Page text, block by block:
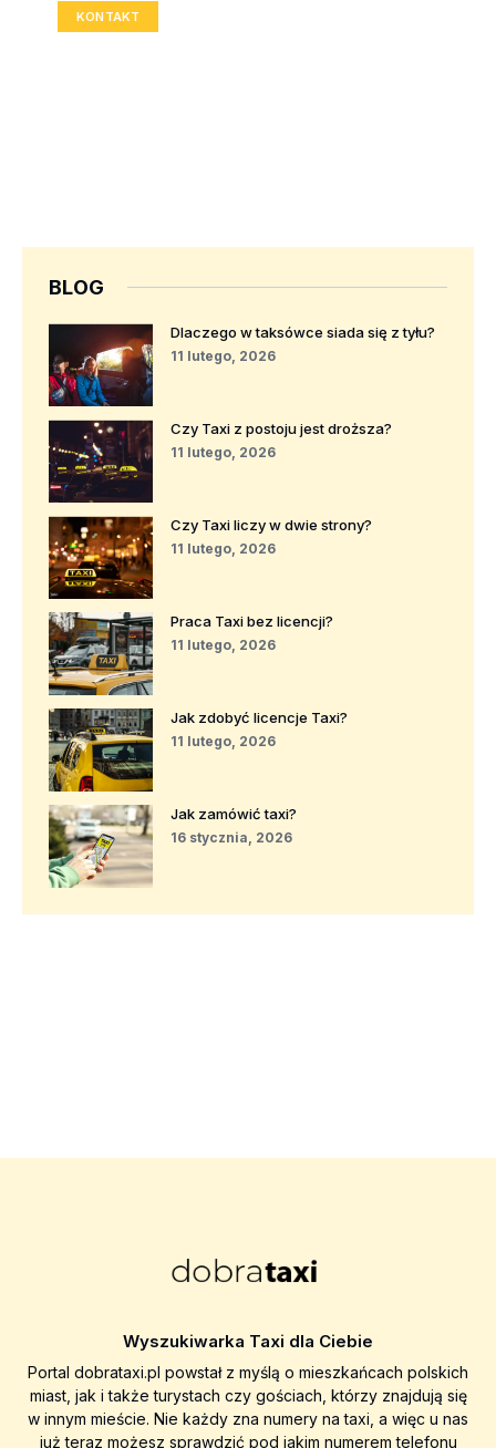
KONTAKT
BLOG
Dlaczego w taksówce siada się z tyłu?
11 lutego, 2026
Czy Taxi z postoju jest droższa?
11 lutego, 2026
Czy Taxi liczy w dwie strony?
11 lutego, 2026
Praca Taxi bez licencji?
11 lutego, 2026
Jak zdobyć licencje Taxi?
11 lutego, 2026
Jak zamówić taxi?
16 stycznia, 2026
Wyszukiwarka Taxi dla Ciebie
Portal dobrataxi.pl powstał z myślą o mieszkańcach polskich
miast, jak i także turystach czy gościach, którzy znajdują się
w innym mieście. Nie każdy zna numery na taxi, a więc u nas
już teraz możesz sprawdzić pod jakim numerem telefonu